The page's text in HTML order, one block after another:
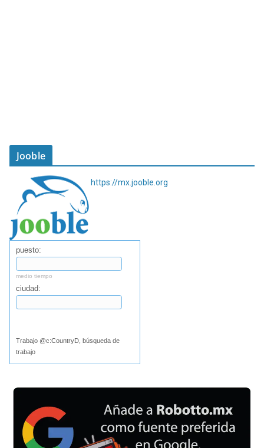
Jooble
https://mx.jooble.org
puesto:
medio tiempo
ciudad:
Trabajo @c:CountryD, búsqueda de
trabajo